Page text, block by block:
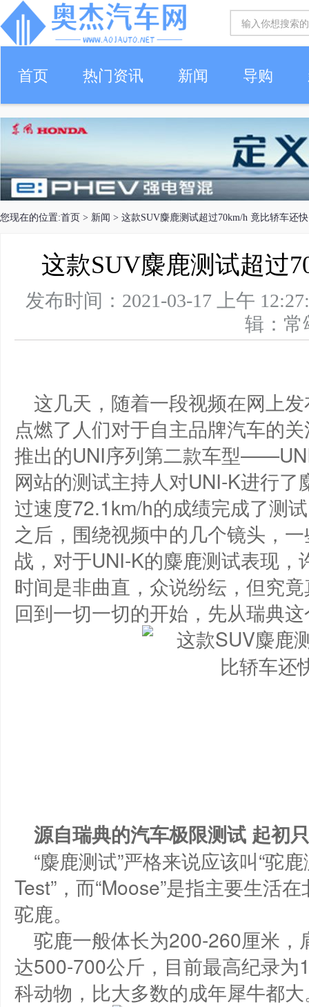
首页 热门资讯 新闻 导购
您现在的位置:首页 > 新闻 > 这款SUV麋鹿测试超过70km/h 竟比轿车还
这款SUV麋鹿测试超过
发布时间：2021-03-17 上午
辑：
这几天，随着一段视频在网上
点燃了人们对于自主品牌汽车的
推出的UNI序列第二款车型
网站的测试主持人对UNI-K进行
过速度72.1km/h的成绩完成了测
之后，围绕视频中的几个镜头，
战，对于UNI-K的麋鹿测试表现
时间是非曲直，众说纷纭，但究
回到一切一切的开始，先从瑞典
源自瑞典的汽车极限测试 起初
“麋鹿测试”严格来说应该叫“驼
Test”，而“Moose”是指主要生活
驼鹿。
驼鹿一般体长为200-260厘米
达500-700公斤，目前最高纪录
科动物，比大多数的成年犀牛都